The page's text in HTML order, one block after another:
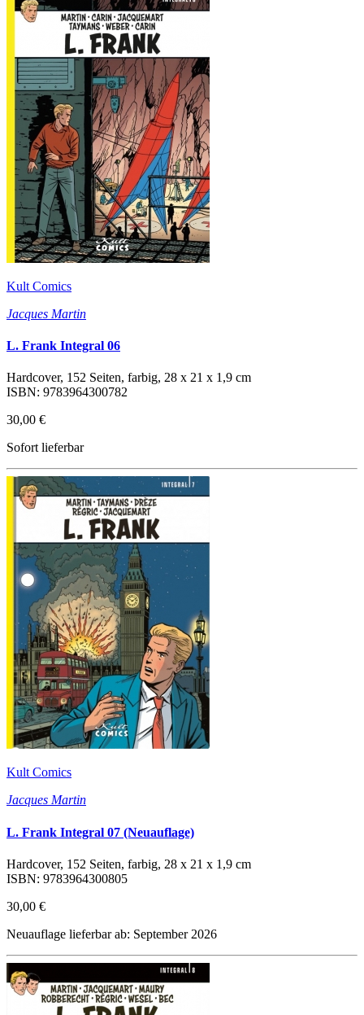
Kult Comics
Jacques Martin
L. Frank Integral 06
Hardcover, 152 Seiten, farbig, 28 x 21 x 1,9 cm
ISBN: 9783964300782
30,00 €
Sofort lieferbar
Kult Comics
Jacques Martin
L. Frank Integral 07 (Neuauflage)
Hardcover, 152 Seiten, farbig, 28 x 21 x 1,9 cm
ISBN: 9783964300805
30,00 €
Neuauflage lieferbar ab: September 2026